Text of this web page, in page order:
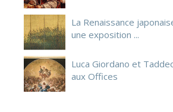
La Renaissance
une exposition ...
Luca Giordano et
aux Offices